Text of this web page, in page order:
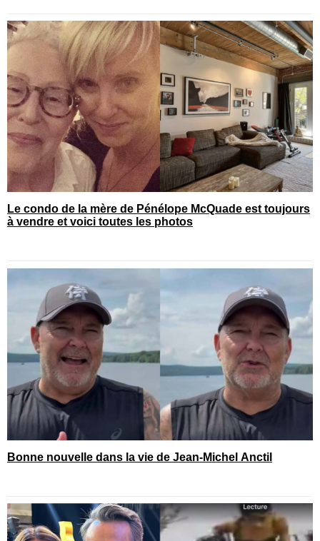
Le condo de la mère de Pénélope McQuade est toujours
à vendre et voici toutes les photos
Bonne nouvelle dans la vie de Jean-Michel Anctil